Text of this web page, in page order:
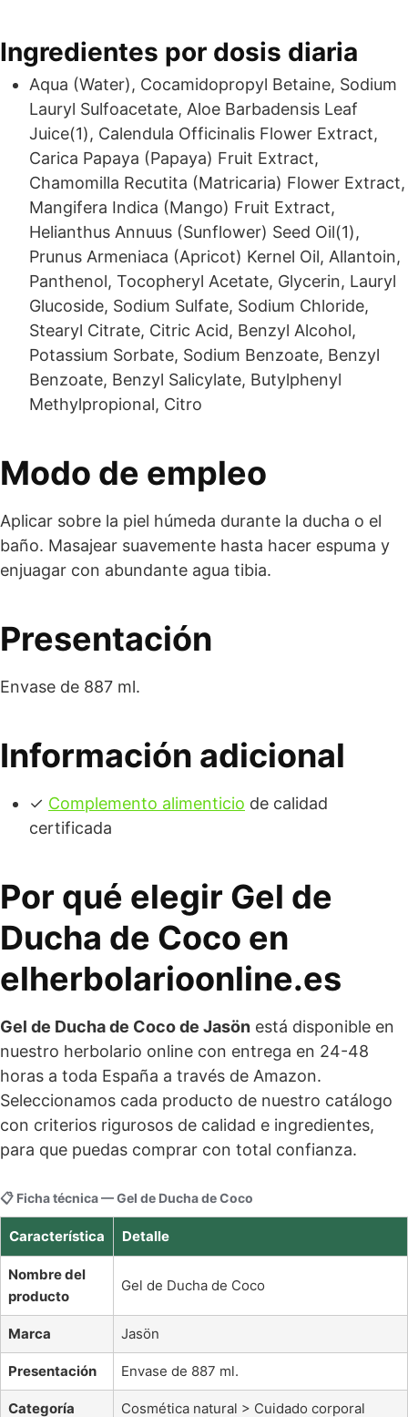
Ingredientes por dosis diaria
Aqua (Water), Cocamidopropyl Betaine, Sodium
Lauryl Sulfoacetate, Aloe Barbadensis Leaf
Juice(1), Calendula Officinalis Flower Extract,
Carica Papaya (Papaya) Fruit Extract,
Chamomilla Recutita (Matricaria) Flower Extract,
Mangifera Indica (Mango) Fruit Extract,
Helianthus Annuus (Sunflower) Seed Oil(1),
Prunus Armeniaca (Apricot) Kernel Oil, Allantoin,
Panthenol, Tocopheryl Acetate, Glycerin, Lauryl
Glucoside, Sodium Sulfate, Sodium Chloride,
Stearyl Citrate, Citric Acid, Benzyl Alcohol,
Potassium Sorbate, Sodium Benzoate, Benzyl
Benzoate, Benzyl Salicylate, Butylphenyl
Methylpropional, Citro
Modo de empleo
Aplicar sobre la piel húmeda durante la ducha o el
baño. Masajear suavemente hasta hacer espuma y
enjuagar con abundante agua tibia.
Presentación
Envase de 887 ml.
Información adicional
✓ Complemento alimenticio de calidad
certificada
Por qué elegir Gel de
Ducha de Coco en
elherbolarioonline.es
Gel de Ducha de Coco de Jasön está disponible en
nuestro herbolario online con entrega en 24-48
horas a toda España a través de Amazon.
Seleccionamos cada producto de nuestro catálogo
con criterios rigurosos de calidad e ingredientes,
para que puedas comprar con total confianza.
📋 Ficha técnica — Gel de Ducha de Coco
Característica Detalle
Nombre del
producto
Gel de Ducha de Coco
Marca Jasön
Presentación Envase de 887 ml.
Categoría Cosmética natural > Cuidado corporal